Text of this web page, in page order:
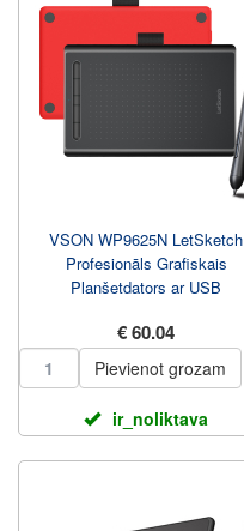
VSON WP9625N LetSketch
Profesionāls Grafiskais
Planšetdators ar USB
€ 60.04
Pievienot grozam
ir_noliktava